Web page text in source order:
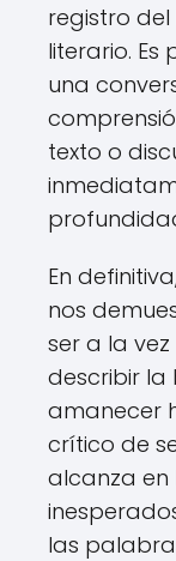
registro del
literario.
una
texto o
En
nos
ser a la
describir la
amanecer
crítico de
alcanza en
las